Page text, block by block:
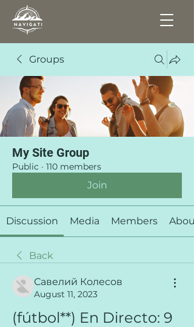
Groups
My Site Group
Public · 110 members
Join
Discussion Media Members About
Back
Савелий Колесов
August 11, 2023
(fútbol**) En Directo: 9